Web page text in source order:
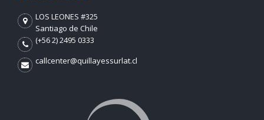
LOS LEONES #325
Santiago de Chile
(+56 2) 2495 0333
callcenter@quillayessurlat.cl